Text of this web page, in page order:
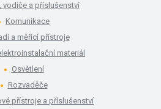
vodiče a příslušenství
Komunikace
a měřící přístroje
materiál
Osvětlení
Rozvaděče
přístroje a příslušenství